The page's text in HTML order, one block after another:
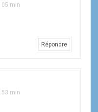
05 min
Répondre
53 min